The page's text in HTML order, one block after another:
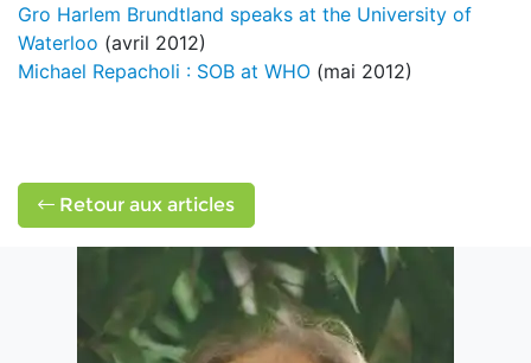
Gro Harlem Brundtland speaks at the University of
Waterloo (avril 2012)
Michael Repacholi : SOB at WHO (mai 2012)
Retour aux articles